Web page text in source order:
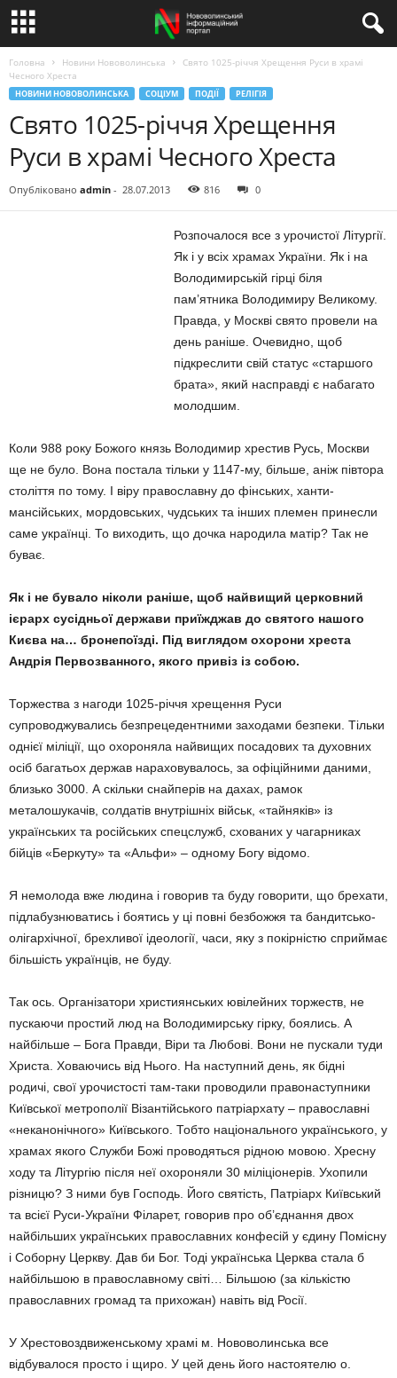
Головна Новини Нововолинська
Свято 1025-річчя Хрещення Руси в храмі
Чесного Хреста
НОВИНИ НОВОВОЛИНСЬКА СОЦІУМ ПОДІЇ РЕЛІГІЯ
Свято 1025-річчя Хрещення
Руси в храмі Чесного Хреста
Опубліковано admin - 28.07.2013 816 0
Розпочалося все з урочистої Літургії.
Як і у всіх храмах України. Як і на
Володимирській гірці біля
пам’ятника Володимиру Великому.
Правда, у Москві свято провели на
день раніше. Очевидно, щоб
підкреслити свій статус «старшого
брата», який насправді є набагато
молодшим.
Коли 988 року Божого князь Володимир хрестив Русь, Москви
ще не було. Вона постала тільки у 1147-му, більше, аніж півтора
століття по тому. І віру православну до фінських, ханти-
мансійських, мордовських, чудських та інших племен принесли
саме українці. То виходить, що дочка народила матір? Так не
буває.
Як і не бувало ніколи раніше, щоб найвищий церковний
ієрарх сусідньої держави приїжджав до святого нашого
Києва на… бронепоїзді. Під виглядом охорони хреста
Андрія Первозванного, якого привіз із собою.
Торжества з нагоди 1025-річчя хрещення Руси
супроводжувались безпрецедентними заходами безпеки. Тільки
однієї міліції, що охороняла найвищих посадових та духовних
осіб багатьох держав нараховувалось, за офіційними даними,
близько 3000. А скільки снайперів на дахах, рамок
металошукачів, солдатів внутрішніх військ, «тайняків» із
українських та російських спецслужб, схованих у чагарниках
бійців «Беркуту» та «Альфи» – одному Богу відомо.
Я немолода вже людина і говорив та буду говорити, що брехати,
підлабузнюватись і боятись у ці повні безбожжя та бандитсько-
олігархічної, брехливої ідеології, часи, яку з покірністю сприймає
більшість українців, не буду.
Так ось. Організатори християнських ювілейних торжеств, не
пускаючи простий люд на Володимирську гірку, боялись. А
найбільше – Бога Правди, Віри та Любові. Вони не пускали туди
Христа. Ховаючись від Нього. На наступний день, як бідні
родичі, свої урочистості там-таки проводили правонаступники
Київської метрополії Візантійського патріархату – православні
«неканонічного» Київського. Тобто національного українського, у
храмах якого Служби Божі проводяться рідною мовою. Хресну
ходу та Літургію після неї охороняли 30 міліціонерів. Ухопили
різницю? З ними був Господь. Його святість, Патріарх Київський
та всієї Руси-України Філарет, говорив про об’єднання двох
найбільших українських православних конфесій у єдину Помісну
і Cоборну Церкву. Дав би Бог. Тоді українська Церква стала б
найбільшою в православному світі… Більшою (за кількістю
православних громад та прихожан) навіть від Росії.
У Хрестовоздвиженському храмі м. Нововолинська все
відбувалося просто і щиро. У цей день його настоятелю о.